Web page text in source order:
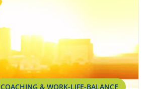
COACHING & WORK-LIFE-BALANCE